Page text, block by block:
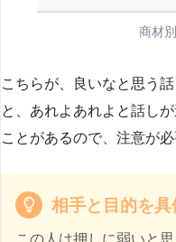
商材
こちらが、良いなと思う
と、あれよあれよと話し
ことがあるので、注意が必
相手と目的を具
この人は押しに弱いと